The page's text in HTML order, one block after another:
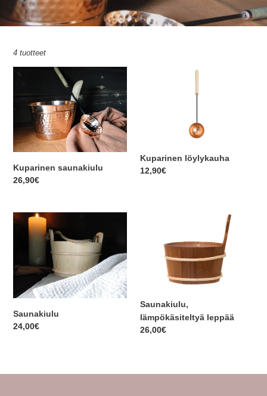
k
e
m
a
:
4 tuotteet
Kuparinen
Kuparinen saunakiulu
Normaalihinta
26,90€
Kuparinen löylykauha
Normaalihinta
12,90€
Saunakiulu
Saunakiulu
Normaalihinta
24,00€
leppää
Saunakiulu,
lämpökäsiteltyä leppää
Normaalihinta
26,00€